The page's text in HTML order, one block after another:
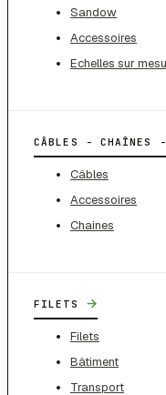
Sandow
Accessoires
Echelles sur
CÂBLES - CHAÎNES
Câbles
Accessoires
Chaines
FILETS →
Filets
Bâtiment
Transport